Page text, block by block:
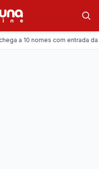
a 10 nomes com entrada da